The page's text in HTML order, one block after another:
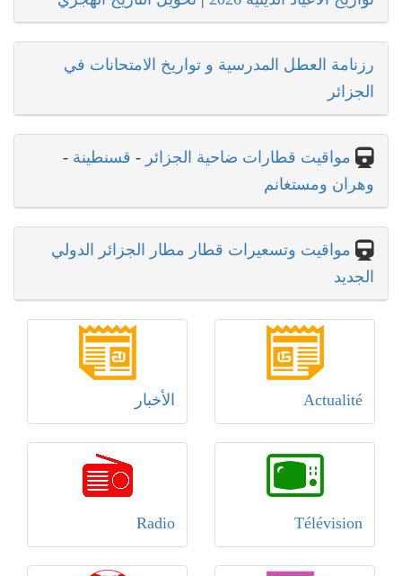
رزنامة العطل المدرسية و تواريخ الامتحانات في
الجزائر
مواقيت قطارات ضاحية الجزائر - قسنطينة -
وهران ومستغانم
مواقيت وتسعيرات قطار مطار الجزائر الدولي
الجديد
Actualité الأخبار
Télévision
Radio